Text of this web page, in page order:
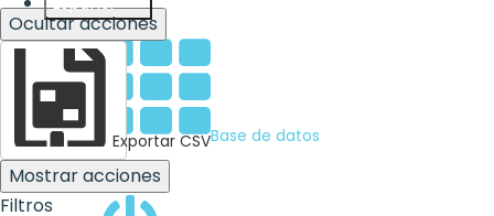
Base de datos
Ocultar acciones
Exportar CSV
Mostrar acciones
Filtros